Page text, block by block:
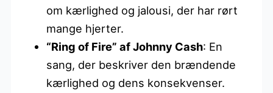
om kærlighed og jalousi, der har rørt
mange hjerter.
“Ring of Fire” af Johnny Cash: En
sang, der beskriver den brændende
kærlighed og dens konsekvenser.